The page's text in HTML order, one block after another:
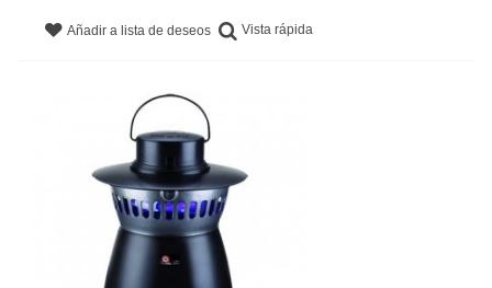
Añadir a lista de deseos Vista rápida